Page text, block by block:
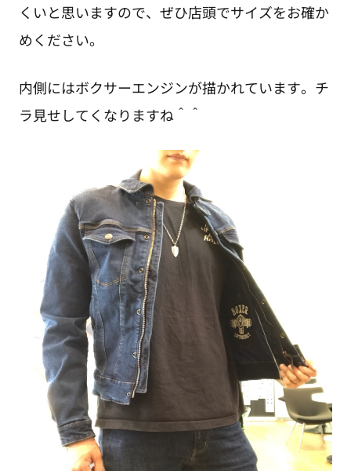
くいと思いますので、ぜひ店頭でサイズをお確か
めください。
内側にはボクサーエンジンが描かれています。チ
ラ見せしてくなりますね＾＾